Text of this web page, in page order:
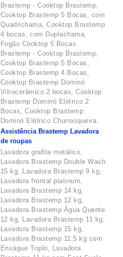
Brastemp - Cooktop Brastemp,
Cooktop Brastemp 5 Bocas, com
Quadrichama, Cooktop Brastemp
4 bocas, com Duplachama,
Fogão Cooktop 5 Bocas
Brastemp - Cooktop Brastemp,
Cooktop Brastemp 5 Bocas,
Cooktop Brastemp 4 Bocas,
Cooktop Brastemp Dominó
Vitrocerâmico 2 bocas, Cooktop
Brastemp Dominó Elétrico 2
Bocas, Cooktop Brastemp
Dominó Elétrico Churrasqueira.
Assistência Brastemp Lavadora
de roupas
Lavadora grafite metálico,
Lavadora Brastemp Double Wash
15 kg, Lavadora Brastemp 9 kg,
Lavadora frontal platinum,
Lavadora Brastemp 14 kg,
Lavadora Brastemp 12 kg,
Lavadora Brastemp Água Quente
12 kg, Lavadora Brastemp 11 kg,
Lavadora Brastemp 15 kg,
Lavadora Brastemp 11,5 kg com
Enxágue Triplo, Lavadora